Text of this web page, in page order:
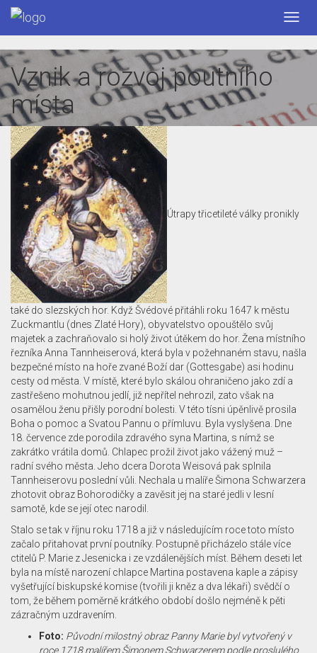
Skip
content
Vznik a rozvoj poutního
místa
Útrapy třicetileté války pronikly
také do slezských hor. Když Švédové přitáhli roku 1647 k městu
Zuckmantlu (dnes Zlaté Hory), obyvatelstvo opouštělo svůj
majetek a zachraňovalo si holý život útěkem do hor. Žena místního
řezníka Anna Tannheiserová, která byla v požehnaném stavu, našla
bezpečné místo na hoře zvané Boží dar (Gottesgabe) asi hodinu
cesty od města. V místě, které bylo skálou ohraničeno jako zdí a
zastřešeno mohutnou jedlí, již nepřítel nehrozil, zato však na
osamělou ženu přišly porodní bolesti. V této tísni úpěnlivě prosila
Boha o pomoc a Svatou Pannu o přímluvu. Byla vyslyšena. Dne
18. července zde porodila zdravého syna Martina, s nímž se
zakrátko vrátila domů. Chlapec prožil život jako vážený muž –
radní svého města. Jeho dcera Dorota Weisová pak splnila
Tannheiserovu poslední vůli. Nechala u malíře Šimona Schwarzera
zhotovit obraz Bohorodičky a zavěsit jej na staré jedli v lesní
samotě, kde se její otec narodil.
Stalo se tak v říjnu roku 1718 a již v následujícím roce toto místo
začalo přitahovat první poutníky. Postupně přicházelo stále více
ctitelů P. Marie z Jesenicka i ze vzdálenějších míst. Během deseti let
byla na místě narození chlapce Martina postavena kaple a zápisy
vyšetřující biskupské komise (tvořili ji kněz a dva lékaři) svědčí o
tom, že během poměrně krátkého období došlo nejméně k pěti
zázračným uzdravením.
Foto: Původní milostný obraz Panny Marie byl vytvořený v
roce 1718 malířem Šimonem Schwarzerem podle proslulého